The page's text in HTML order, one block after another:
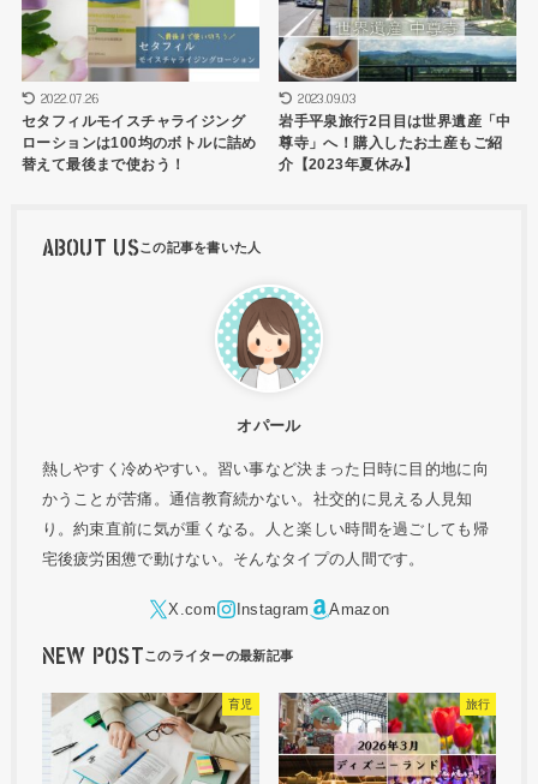
2022.07.26
セタフィルモイスチャライジング
ローションは100均のボトルに詰め
替えて最後まで使おう！
2023.09.03
岩手平泉旅行2日目は世界遺産「中
尊寺」へ！購入したお土産もご紹
介【2023年夏休み】
ABOUT US
オパール
熱しやすく冷めやすい。習い事など決まった日時に目的地に向
かうことが苦痛。通信教育続かない。社交的に見える人見知
り。約束直前に気が重くなる。人と楽しい時間を過ごしても帰
宅後疲労困憊で動けない。そんなタイプの人間です。
NEW POST
育児 旅行